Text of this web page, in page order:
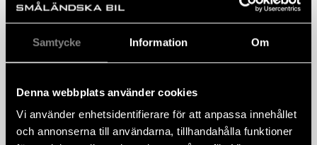
Samtycke Information Om
Denna webbplats använder cookies
Vi använder enhetsidentifierare för att anpassa innehållet
och annonserna till användarna, tillhandahålla funktioner
Interiör
Inuti Mercedes-AMG SL får alla passagerare enastående
Många sätesalternativ, högteknologiska extrafunktioner och
klädslar framhäver bilens unika karaktär. SL står för sportig lyx